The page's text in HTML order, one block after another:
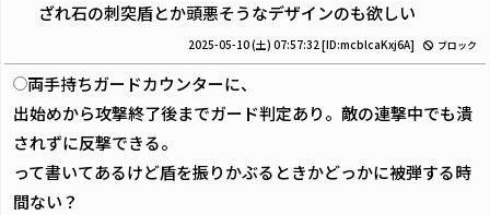
ざれ石の刺突盾とか頭悪そうなデザインのも欲しい
2025-05-10 (土) 07:57:32[ID:mcblcaKxj6A] ブロック
両手持ちガードカウンターに、
出始めから攻撃終了後までガード判定あり。敵の連撃中でも潰
されずに反撃できる。
って書いてあるけど盾を振りかぶるときかどっかに被弾する時
間ない？